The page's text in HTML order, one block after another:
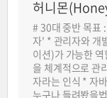
허니몬
# 30대 중반 목표
자' * 관리자와 개
이션)가 가능한
을 체계적으로 관
자라는 인식 * 자
누구나 들려봤을